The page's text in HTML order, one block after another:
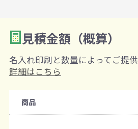
2 数量を入力
購入条件
既製品：600個から
名入れあり：300個から
見積金額（概算）
名入れ印刷と数量によってご提
詳細はこちら
商品